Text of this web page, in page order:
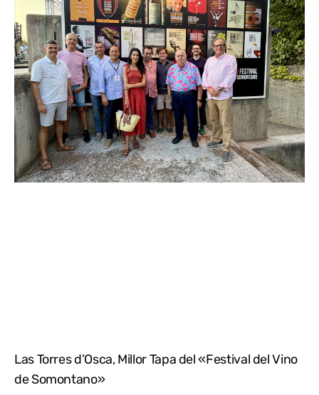
Las Torres d’Osca, Millor Tapa del «Festival del Vino
de Somontano»